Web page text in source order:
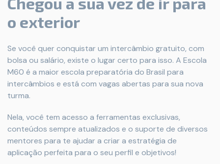
o exterior
Se você quer conquistar um intercâmbio gratuito, com
bolsa ou salário, existe o lugar certo para isso. A Escola
M60 é a maior escola preparatória do Brasil para
intercâmbios e está com vagas abertas para sua nova
turma.
Nela, você tem acesso a ferramentas exclusivas,
conteúdos sempre atualizados e o suporte de diversos
mentores para te ajudar a criar a estratégia de
aplicação perfeita para o seu perfil e objetivos!